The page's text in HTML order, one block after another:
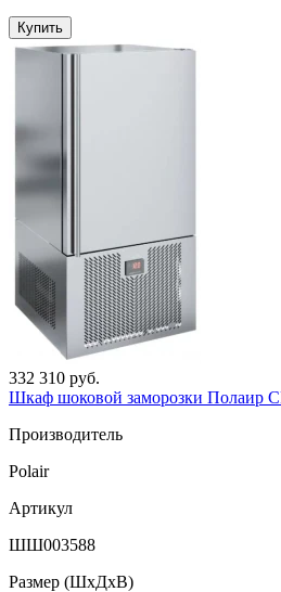
Купить
332 310 руб.
Шкаф шоковой заморозки Полаир
Производитель
Polair
Артикул
ШШ003588
Размер (ШxДхВ)